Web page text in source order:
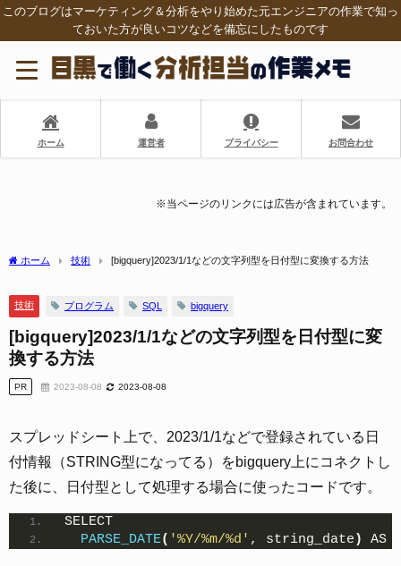
このブログはマーケティング＆分析をやり始めた元エンジニアの作業で知っ
ておいた方が良いコツなどを備忘にしたものです
ホーム 運営者 プライバシー お問合わせ
※当ページのリンクには広告が含まれています。
ホーム 技術 [bigquery]2023/1/1などの文字列型を日付型に変換する方法
技術 プログラム SQL bigquery
[bigquery]2023/1/1などの文字列型を日付型に変
換する方法
PR 2023-08-08 2023-08-08
スプレッドシート上で、2023/1/1などで登録されている日
付情報（STRING型になってる）をbigquery上にコネクトし
た後に、日付型として処理する場合に使ったコードです。
SELECT
PARSE_DATE( '%Y/%m/%d' , string_date ) AS